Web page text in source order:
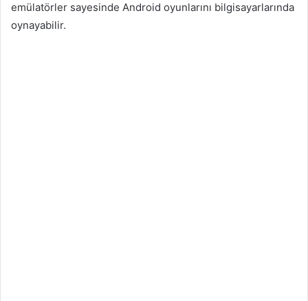
emülatörler sayesinde Android oyunlarını bilgisayarlarında
oynayabilir.